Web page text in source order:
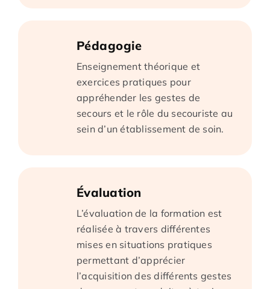
Pédagogie
Enseignement théorique et
exercices pratiques pour
appréhender les gestes de
secours et le rôle du secouriste au
sein d’un établissement de soin.
Évaluation
L’évaluation de la formation est
réalisée à travers différentes
mises en situations pratiques
permettant d’apprécier
l’acquisition des différents gestes